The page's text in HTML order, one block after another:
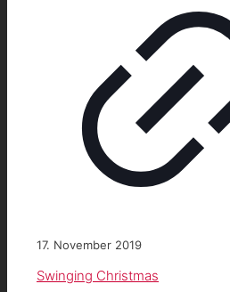
17. November 2019
Swinging Christmas